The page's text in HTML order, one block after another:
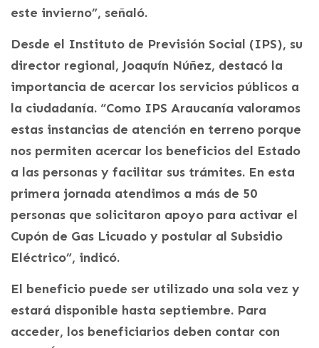
este invierno”, señaló.
Desde el Instituto de Previsión Social (IPS), su
director regional, Joaquín Núñez, destacó la
importancia de acercar los servicios públicos a
la ciudadanía. “Como IPS Araucanía valoramos
estas instancias de atención en terreno porque
nos permiten acercar los beneficios del Estado
a las personas y facilitar sus trámites. En esta
primera jornada atendimos a más de 50
personas que solicitaron apoyo para activar el
Cupón de Gas Licuado y postular al Subsidio
Eléctrico”, indicó.
El beneficio puede ser utilizado una sola vez y
estará disponible hasta septiembre. Para
acceder, los beneficiarios deben contar con